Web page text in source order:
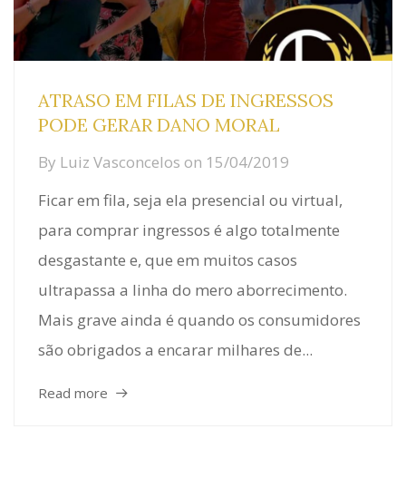
ATRASO EM FILAS DE INGRESSOS
PODE GERAR DANO MORAL
By Luiz Vasconcelos on 15/04/2019
Ficar em fila, seja ela presencial ou virtual,
para comprar ingressos é algo totalmente
desgastante e, que em muitos casos
ultrapassa a linha do mero aborrecimento.
Mais grave ainda é quando os consumidores
são obrigados a encarar milhares de...
Read more